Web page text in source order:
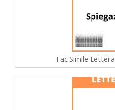
Fac Simile